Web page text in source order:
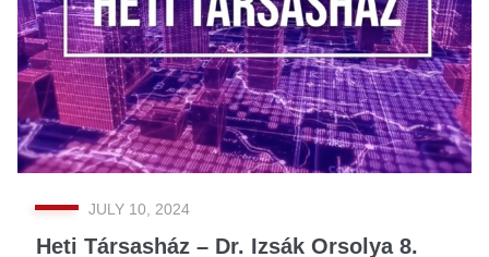
JULY 10, 2024
Heti Társasház – Dr. Izsák Orsolya 8.